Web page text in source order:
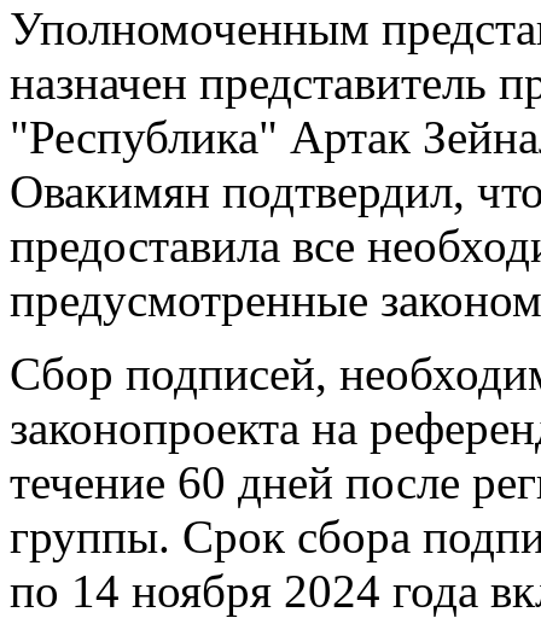
Уполномоченным
назначен представитель
"Республика" Артак
Овакимян подтвердил,
предоставила все
предусмотренные
Сбор подписей,
законопроекта на
течение 60 дней после
группы. Срок сбора
по 14 ноября 2024 года